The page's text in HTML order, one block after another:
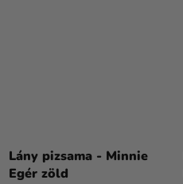
Lány pizsama - Minnie
Egér zöld